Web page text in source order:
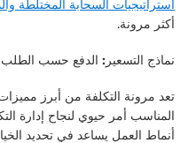
استراتيجيات السحابة المختلطة
أكثر مرونة.
نماذج التسعير: الدفع حسب الطلب
تعد مرونة التكلفة من أبرز
المناسب أمر حيوي لنجاح إدارة
أنماط العمل يساعد في تحديد